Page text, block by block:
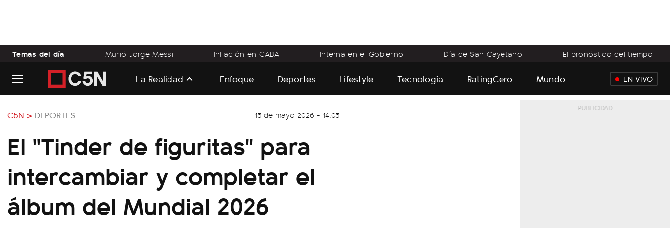
Temas del día Murió Jorge Messi Inflación en CABA Interna en el Gobierno Día de San Cayetano El pronóstico del tiempo
La Realidad Enfoque Deportes Lifestyle Tecnología RatingCero Mundo EN VIVO
C5N > DEPORTES 15 de mayo 2026 - 14:05
El "Tinder de figuritas" para
intercambiar y completar el
álbum del Mundial 2026